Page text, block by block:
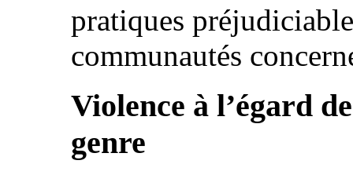
pratiques
communautés
Violence à l’égard
genre